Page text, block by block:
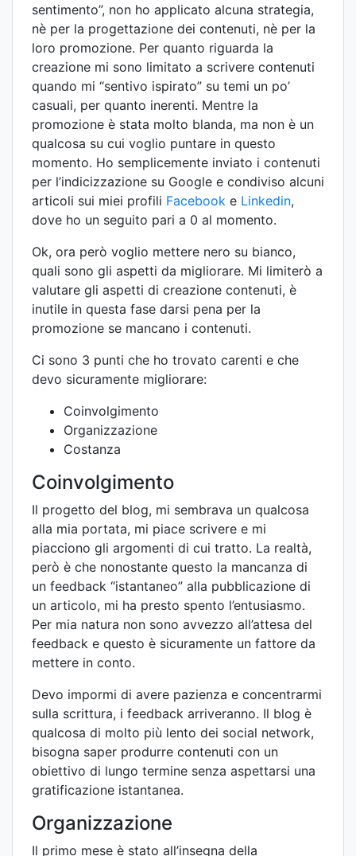
sentimento”, non ho applicato alcuna strategia,
nè per la progettazione dei contenuti, nè per la
loro promozione. Per quanto riguarda la
creazione mi sono limitato a scrivere contenuti
quando mi “sentivo ispirato” su temi un po’
casuali, per quanto inerenti. Mentre la
promozione è stata molto blanda, ma non è un
qualcosa su cui voglio puntare in questo
momento. Ho semplicemente inviato i contenuti
per l’indicizzazione su Google e condiviso alcuni
articoli sui miei profili Facebook e Linkedin,
dove ho un seguito pari a 0 al momento.
Ok, ora però voglio mettere nero su bianco,
quali sono gli aspetti da migliorare. Mi limiterò a
valutare gli aspetti di creazione contenuti, è
inutile in questa fase darsi pena per la
promozione se mancano i contenuti.
Ci sono 3 punti che ho trovato carenti e che
devo sicuramente migliorare:
Coinvolgimento
Organizzazione
Costanza
Coinvolgimento
Il progetto del blog, mi sembrava un qualcosa
alla mia portata, mi piace scrivere e mi
piacciono gli argomenti di cui tratto. La realtà,
però è che nonostante questo la mancanza di
un feedback “istantaneo” alla pubblicazione di
un articolo, mi ha presto spento l’entusiasmo.
Per mia natura non sono avvezzo all’attesa del
feedback e questo è sicuramente un fattore da
mettere in conto.
Devo impormi di avere pazienza e concentrarmi
sulla scrittura, i feedback arriveranno. Il blog è
qualcosa di molto più lento dei social network,
bisogna saper produrre contenuti con un
obiettivo di lungo termine senza aspettarsi una
gratificazione istantanea.
Organizzazione
Il primo mese è stato all’insegna della